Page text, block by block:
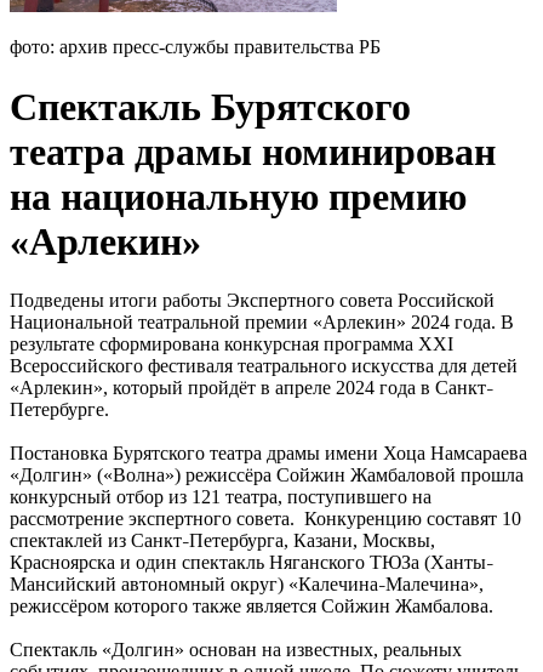
фото: архив пресс-службы правительства РБ
Спектакль Бурятского
театра драмы номинирован
на национальную премию
«Арлекин»
Подведены итоги работы Экспертного совета Российской
Национальной театральной премии «Арлекин» 2024 года. В
результате сформирована конкурсная программа XXI
Всероссийского фестиваля театрального искусства для детей
«Арлекин», который пройдёт в апреле 2024 года в Санкт–
Петербурге.
Постановка Бурятского театра драмы имени Хоца Намсараева
«Долгин» («Волна») режиссёра Сойжин Жамбаловой прошла
конкурсный отбор из 121 театра, поступившего на
рассмотрение экспертного совета. Конкуренцию составят 10
спектаклей из Санкт–Петербурга, Казани, Москвы,
Красноярска и один спектакль Няганского ТЮЗа (Ханты–
Мансийский автономный округ) «Калечина–Малечина»,
режиссёром которого также является Сойжин Жамбалова.
Спектакль «Долгин» основан на известных, реальных